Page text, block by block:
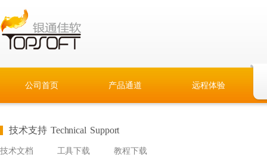
公司首页 产品通道 远程体验
技术支持 Technical Support
技术文档 工具下载 教程下载